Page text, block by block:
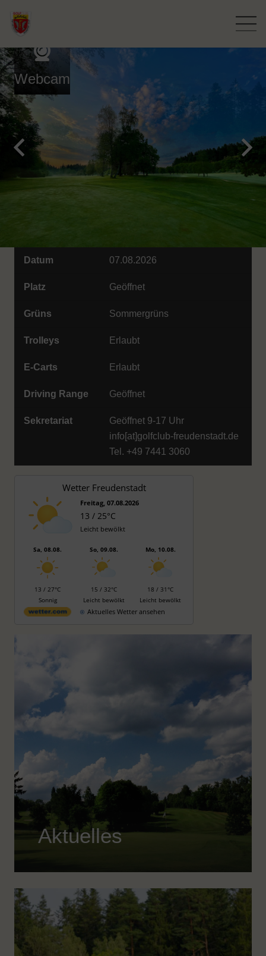
Webcam
Datum 07.08.2026
Platz Geöffnet
Grüns Sommergrüns
Trolleys Erlaubt
E-Carts Erlaubt
Driving Range Geöffnet
Sekretariat
Geöffnet 9-17 Uhr
info[at]golfclub-freudenstadt.de
Tel. +49 7441 3060
Wetter Freudenstadt
Freitag, 07.08.2026
13 / 25°C
Leicht bewölkt
Sa, 08.08.
13 / 27°C
Sonnig
So, 09.08.
15 / 32°C
Leicht bewölkt
Mo, 10.08.
18 / 31°C
Leicht bewölkt
Aktuelles Wetter ansehen
Aktuelles